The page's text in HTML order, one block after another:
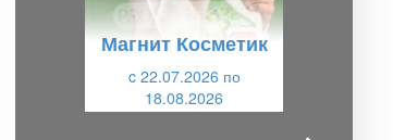
Магнит Косметик
c 22.07.2026 по
18.08.2026